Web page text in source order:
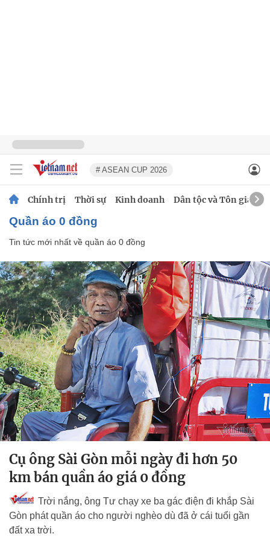
# ASEAN CUP 2026
Chính trị Thời sự Kinh doanh Dân tộc và Tôn giáo
quần áo 0 đồng
Tin tức mới nhất về quần áo 0 đồng
Cụ ông Sài Gòn mỗi ngày đi hơn 50
km bán quần áo giá 0 đồng
Trời nắng, ông Tư chạy xe ba gác điện đi khắp Sài
Gòn phát quần áo cho người nghèo dù đã ở cái tuổi gần
đất xa trời.